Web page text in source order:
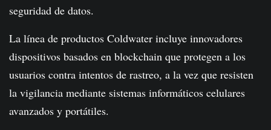
seguridad de datos.
La línea de productos Coldwater incluye innovadores
dispositivos basados ​​en blockchain que protegen a los
usuarios contra intentos de rastreo, a la vez que resisten
la vigilancia mediante sistemas informáticos celulares
avanzados y portátiles.